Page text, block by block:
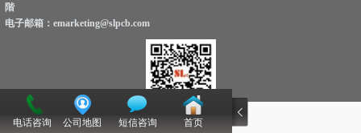
階
电子邮箱： emarketing@slpcb.com
立即扫描！
电话咨询 公司地图 短信咨询 首页